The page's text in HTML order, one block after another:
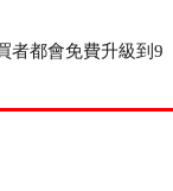
者都會免費升級到9